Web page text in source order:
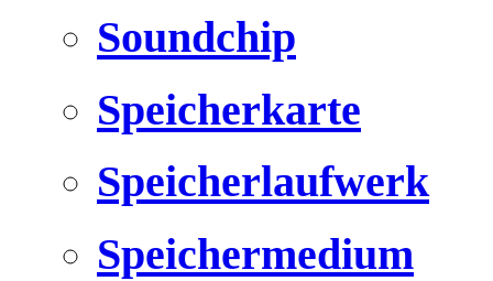
Soundchip
Speicherkarte
Speicherlaufwerk
Speichermedium